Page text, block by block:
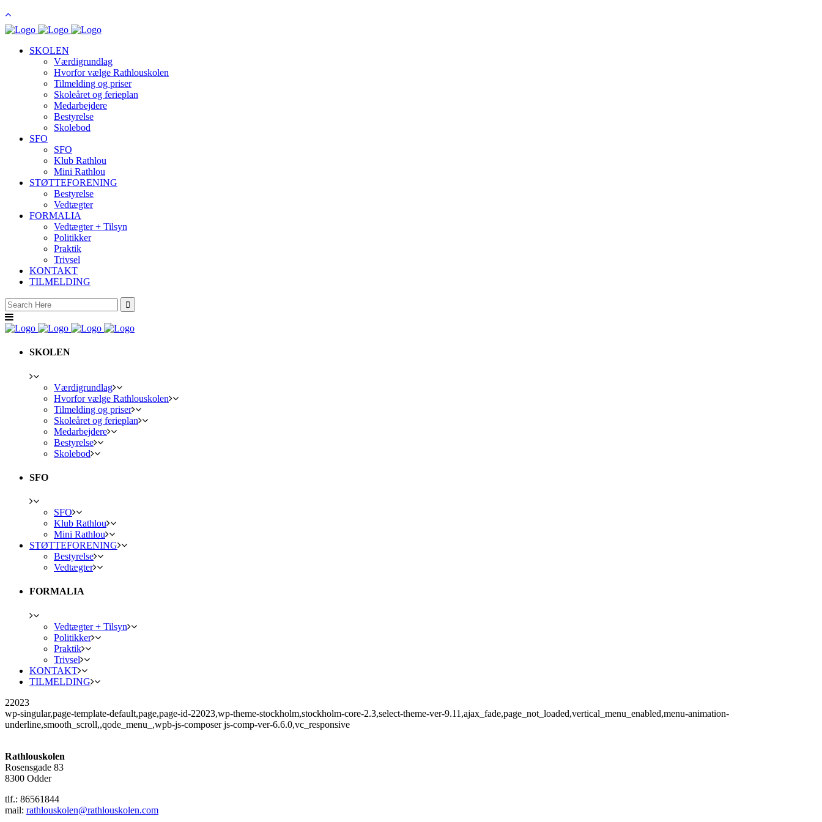
SKOLEN
Værdigrundlag
Hvorfor vælge Rathlouskolen
Tilmelding og priser
Skoleåret og ferieplan
Medarbejdere
Bestyrelse
Skolebod
SFO
SFO
Klub Rathlou
Mini Rathlou
STØTTEFORENING
Bestyrelse
Vedtægter
FORMALIA
Vedtægter + Tilsyn
Politikker
Praktik
Trivsel
KONTAKT
TILMELDING
Search
for:
SKOLEN
Værdigrundlag
Hvorfor vælge Rathlouskolen
Tilmelding og priser
Skoleåret og ferieplan
Medarbejdere
Bestyrelse
Skolebod
SFO
SFO
Klub Rathlou
Mini Rathlou
STØTTEFORENING
Bestyrelse
Vedtægter
FORMALIA
Vedtægter + Tilsyn
Politikker
Praktik
Trivsel
KONTAKT
TILMELDING
22023
wp-singular,page-template-default,page,page-id-22023,wp-theme-stockholm,stockholm-core-2.3,select-theme-ver-9.11,ajax_fade,page_not_loaded,vertical_menu_enabled,menu-animation-
underline,smooth_scroll,,qode_menu_,wpb-js-composer js-comp-ver-6.6.0,vc_responsive
Rathlouskolen
Rosensgade 83
8300 Odder
tlf.: 86561844
mail: rathlouskolen@rathlouskolen.com